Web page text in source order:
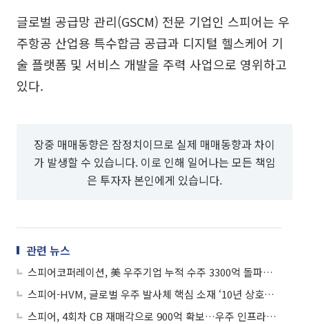
글로벌 공급망 관리(GSCM) 전문 기업인 스피어는 우
주항공 산업용 특수합금 공급과 디지털 헬스케어 기
술 플랫폼 및 서비스 개발을 주력 사업으로 영위하고
있다.
장중 매매동향은 잠정치이므로 실제 매매동향과 차이
가 발생할 수 있습니다. 이로 인해 일어나는 모든 책임
은 투자자 본인에게 있습니다.
관련 뉴스
스피어코퍼레이션, 美 우주기업 누적 수주 3300억 돌파…'한국 우주 밸류체인' 확대
스피어-HVM, 글로벌 우주 발사체 핵심 소재 ‘10년 상호독점 공급’ 맞손
스피어, 4회차 CB 재매각으로 900억 확보…우주 인프라ㆍGSCM 영토 넓힌다